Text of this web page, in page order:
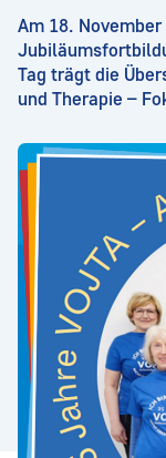
Am 18.
Tag trägt die
und Therapie –